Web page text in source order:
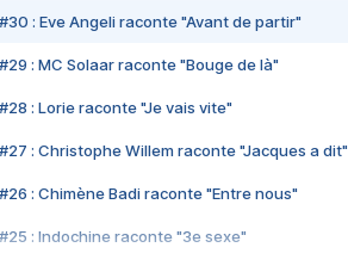
#30 : Eve Angeli raconte "Avant de partir"
#29 : MC Solaar raconte "Bouge de là"
#28 : Lorie raconte "Je vais vite"
#27 : Christophe Willem raconte "Jacques a dit"
#26 : Chimène Badi raconte "Entre nous"
#25 : Indochine raconte "3e sexe"